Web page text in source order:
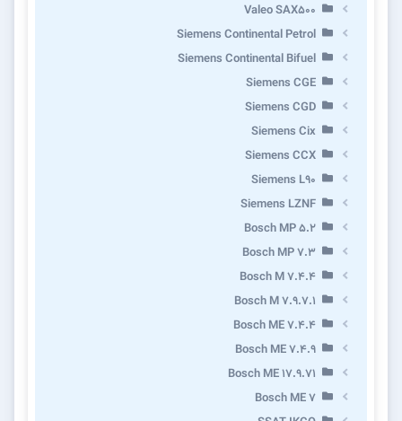
Valeo SAX500
Siemens Continental Petrol
Siemens Continental Bifuel
Siemens CGE
Siemens CGD
Siemens Cix
Siemens CCX
Siemens L90
Siemens LZNF
Bosch MP 5.2
Bosch MP 7.3
Bosch M 7.4.4
Bosch M 7.9.7.1
Bosch ME 7.4.4
Bosch ME 7.4.9
Bosch ME 17.9.71
Bosch ME 7